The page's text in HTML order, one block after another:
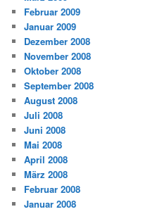
Februar 2009
Januar 2009
Dezember 2008
November 2008
Oktober 2008
September 2008
August 2008
Juli 2008
Juni 2008
Mai 2008
April 2008
März 2008
Februar 2008
Januar 2008